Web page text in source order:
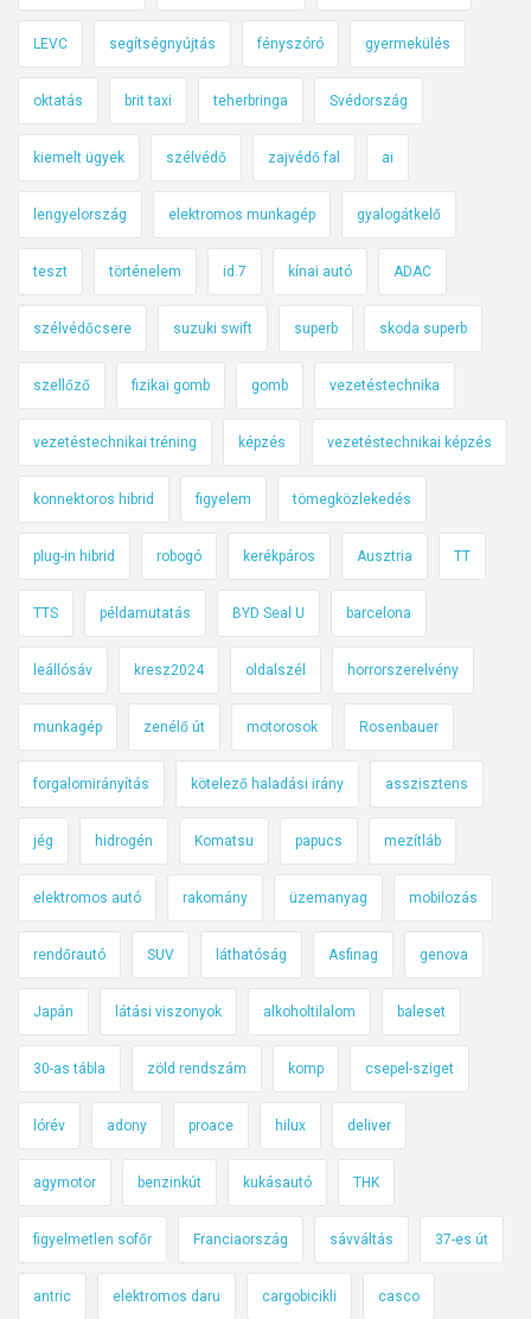
LEVC segítségnyújtás fényszóró gyermekülés
oktatás brit taxi teherbringa Svédország
kiemelt ügyek szélvédő zajvédő fal ai
lengyelország elektromos munkagép gyalogátkelő
teszt történelem id.7 kínai autó ADAC
szélvédőcsere suzuki swift superb skoda superb
szellőző fizikai gomb gomb vezetéstechnika
vezetéstechnikai tréning képzés vezetéstechnikai képzés
konnektoros hibrid figyelem tömegközlekedés
plug-in hibrid robogó kerékpáros Ausztria TT
TTS példamutatás BYD Seal U barcelona
leállósáv kresz2024 oldalszél horrorszerelvény
munkagép zenélő út motorosok Rosenbauer
forgalomirányítás kötelező haladási irány asszisztens
jég hidrogén Komatsu papucs mezítláb
elektromos autó rakomány üzemanyag mobilozás
rendőrautó SUV láthatóság Asfinag genova
Japán látási viszonyok alkoholtilalom baleset
30-as tábla zöld rendszám komp csepel-sziget
lórév adony proace hilux deliver
agymotor benzinkút kukásautó THK
figyelmetlen sofőr Franciaország sávváltás 37-es út
antric elektromos daru cargobicikli casco